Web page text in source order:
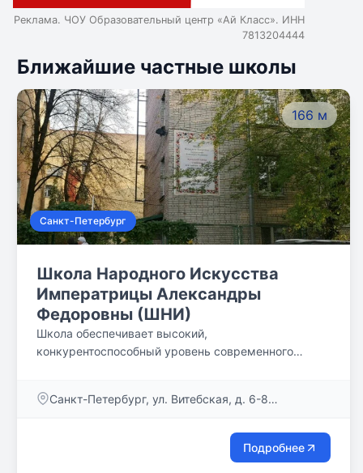
Реклама. ЧОУ Образовательный центр «Ай Класс». ИНН
7813204444
Ближайшие частные школы
166 м
Санкт-Петербург
Школа Народного Искусства
Императрицы Александры
Федоровны (ШНИ)
Школа обеспечивает высокий,
конкурентоспособный уровень современного
баллами. Выпускники поступают на исторический,
другие факультеты ведущих ВУЗов города.
Общеобразовательная программа в начальной
Санкт-Петербург, ул. Витебская, д. 6-8
Подробнее